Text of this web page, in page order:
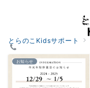
とらのこKidsサポート
お知らせ